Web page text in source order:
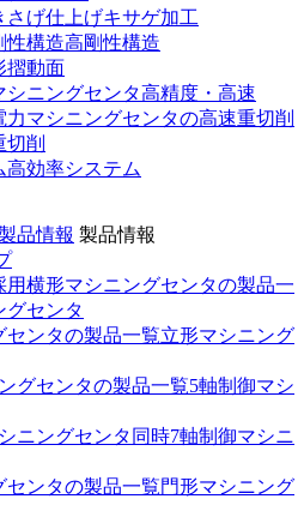
さげ仕上げキサゲ加工
性構造高剛性構造
摺動面
ニングセンタ高精度・高速
マシニングセンタの高速重切削
削
高効率システム
品情報 製品情報
用横形マシニングセンタの製品一
グセンタ
センタの製品一覧立形マシニング
グセンタの製品一覧5軸制御マシ
ニングセンタ 同時7軸制御マシニ
センタの製品一覧門形マシニング